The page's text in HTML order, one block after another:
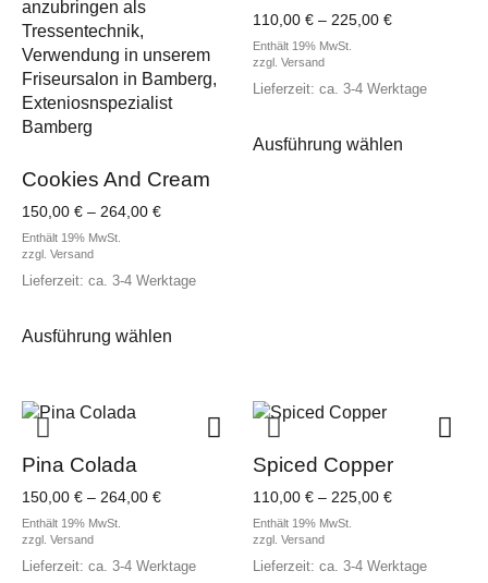
Cookies And Cream
150,00 € – 264,00 €Preisspanne:
264,00 €
Enthält 19% MwSt.
zzgl. Versand
Lieferzeit: ca. 3-4 Werktage
Ausführung wählen
Varianten
110,00€ –225,00€Preisspanne:
225,00 €
Enthält 19% MwSt.
zzgl.Versand
Lieferzeit: ca. 3-4 Werktage
Ausführung wählen
gewählt
werden
Pina Colada
150,00 € – 264,00 €Preisspanne:
264,00 €
Enthält 19% MwSt.
zzgl. Versand
Lieferzeit: ca. 3-4 Werktage
Spiced Copper
110,00€ –225,00€Preisspanne:
225,00 €
Enthält 19% MwSt.
zzgl.Versand
Lieferzeit: ca. 3-4 Werktage